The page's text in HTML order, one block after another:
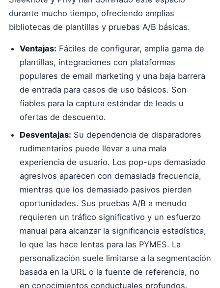
durante mucho tiempo, ofreciendo amplias
bibliotecas de plantillas y pruebas A/B básicas.
Ventajas: Fáciles de configurar, amplia gama de
plantillas, integraciones con plataformas
populares de email marketing y una baja barrera
de entrada para casos de uso básicos. Son
fiables para la captura estándar de leads u
ofertas de descuento.
Desventajas: Su dependencia de disparadores
rudimentarios puede llevar a una mala
experiencia de usuario. Los pop-ups demasiado
agresivos aparecen con demasiada frecuencia,
mientras que los demasiado pasivos pierden
oportunidades. Sus pruebas A/B a menudo
requieren un tráfico significativo y un esfuerzo
manual para alcanzar la significancia estadística,
lo que las hace lentas para las PYMES. La
personalización suele limitarse a la segmentación
basada en la URL o la fuente de referencia, no
en conocimientos conductuales profundos.